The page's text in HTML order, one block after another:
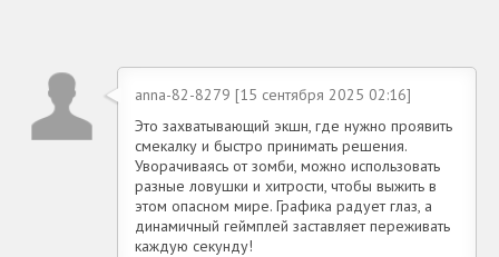
anna-82-8279 [15 сентября 2025 02:16]
Это захватывающий экшн, где нужно проявить
смекалку и быстро принимать решения.
Уворачиваясь от зомби, можно использовать
разные ловушки и хитрости, чтобы выжить в
этом опасном мире. Графика радует глаз, а
динамичный геймплей заставляет переживать
каждую секунду!